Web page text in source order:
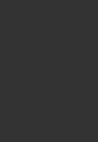
was ihr draus
sind Sie
in ganz
unterwegs.
…